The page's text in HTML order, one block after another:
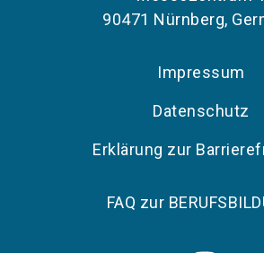
90471 Nürnberg,
Impressum
Datenschutz
Erklärung zur
FAQ zur